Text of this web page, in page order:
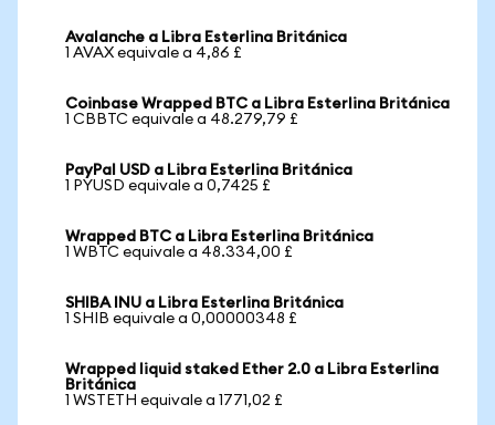
Avalanche a Libra Esterlina Británica
1 AVAX equivale a 4,86 £
Coinbase Wrapped BTC a Libra Esterlina Británica
1 CBBTC equivale a 48.279,79 £
PayPal USD a Libra Esterlina Británica
1 PYUSD equivale a 0,7425 £
Wrapped BTC a Libra Esterlina Británica
1 WBTC equivale a 48.334,00 £
SHIBA INU a Libra Esterlina Británica
1 SHIB equivale a 0,00000348 £
Wrapped liquid staked Ether 2.0 a Libra Esterlina
Británica
1 WSTETH equivale a 1771,02 £